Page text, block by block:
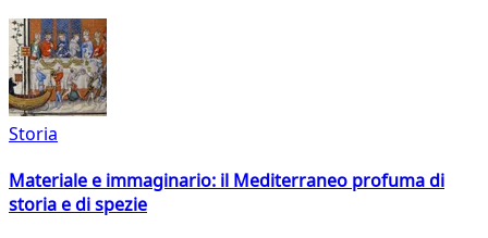
Storia
Materiale e immaginario: il Mediterraneo profuma di
storia e di spezie